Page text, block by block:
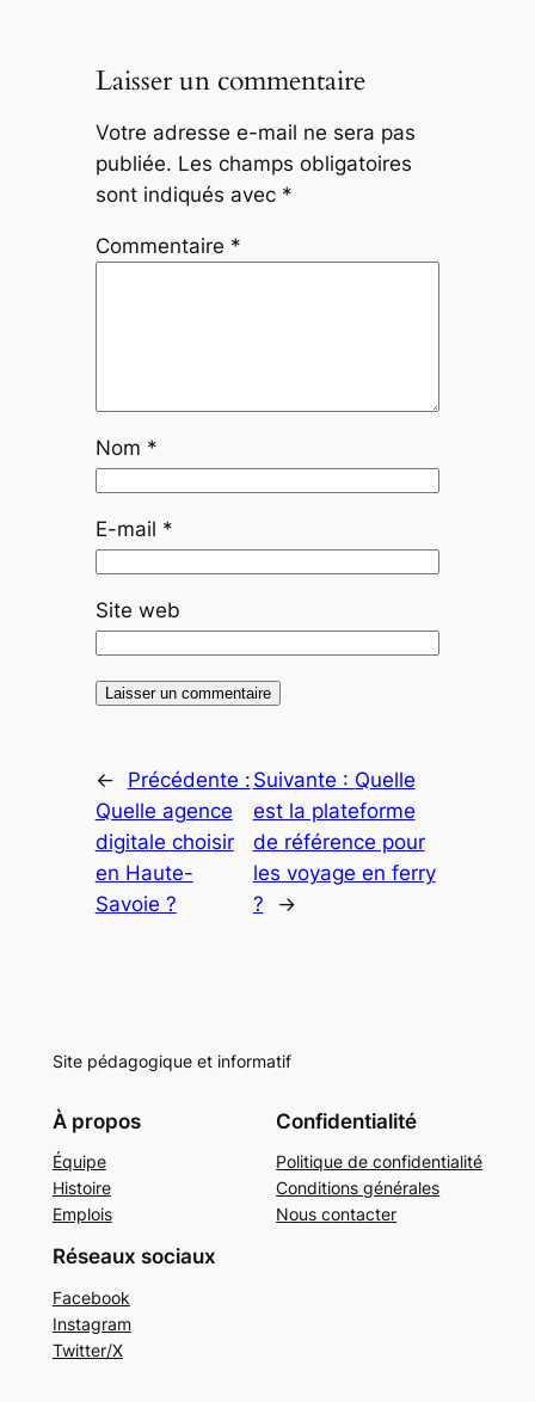
Laisser un commentaire
Votre adresse e-mail ne sera pas
publiée. Les champs obligatoires
sont indiqués avec *
Commentaire *
Nom *
E-mail *
Site web
←
Précédente :
Quelle agence
digitale choisir
en Haute-
Savoie ?
Suivante : Quelle
est la plateforme
de référence pour
les voyage en ferry
?
→
Site pédagogique et informatif
À propos
Équipe
Histoire
Emplois
Confidentialité
Politique de confidentialité
Conditions générales
Nous contacter
Réseaux sociaux
Facebook
Instagram
Twitter/X